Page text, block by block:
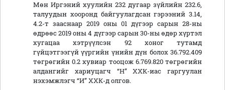
Мөн Иргэний хуулийн 232 дугаар зүйлийн 232.6,
талуудын хооронд байгуулагдсан гэрээний 3.14,
4.2-т зааснаар 2019 оны 01 дүгээр сарын 28-ны
өдрөөс 2019 оны 4 дүгээр сарын 30-ны өдөр хүртэл
хугацаа хэтрүүлсэн 92 хоног тутамд
гүйцэтгээгүй үүргийн үнийн дүн болох 36.792.409
төгрөгийн 0.2 хувиар тооцож 6.769.820 төгрөгийн
алдангийг хариуцагч “Н” ХХК-иас гаргуулан
нэхэмжлэгч “И” ХХК-д олгов.